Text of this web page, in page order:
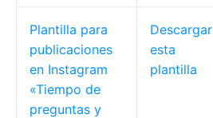
Plantilla para
publicaciones
en Instagram
«Tiempo de
preguntas y
Descargar
esta
plantilla